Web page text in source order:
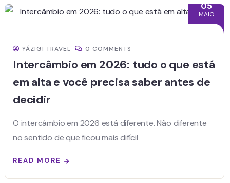
05
MAIO
YÁZIGI TRAVEL 0 COMMENTS
Intercâmbio em 2026: tudo o que está
em alta e você precisa saber antes de
decidir
O intercâmbio em 2026 está diferente. Não diferente
no sentido de que ficou mais difícil
READ MORE